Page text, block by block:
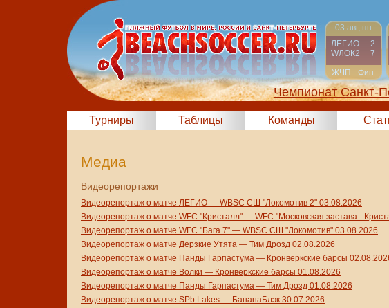
03 авг, пн
ЛЕГИО
2
WЛОК2
7
ЖЧП
Фин
Чемпионат Санкт-
Турниры Таблицы Команды
Медиа
Видеорепортажи
Видеорепортаж о матче ЛЕГИО — WBSC СШ "Локомотив 2" 03.08.2026
Видеорепортаж о матче WFC "Кристалл" — WFC "Московская застава -
Видеорепортаж о матче WFC "Бага 7" — WBSC СШ "Локомотив" 03.08.2026
Видеорепортаж о матче Дерзкие Утята — Тим Дрозд 02.08.2026
Видеорепортаж о матче Панды Гарпастума — Кронверкские барсы
Видеорепортаж о матче Волки — Кронверкские барсы 01.08.2026
Видеорепортаж о матче Панды Гарпастума — Тим Дрозд 01.08.2026
Видеорепортаж о матче SPb Lakes — БананаБлэк 30.07.2026